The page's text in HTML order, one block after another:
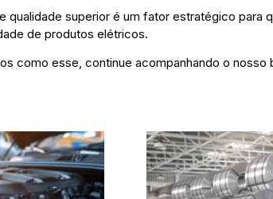
qualidade superior é um fator estratégico para
de produtos elétricos.
como esse, continue acompanhando o nosso